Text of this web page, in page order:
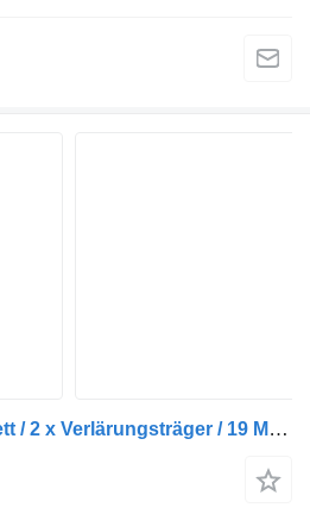
Broshuis 3 achs Tiefbett / 2 x Verlärungsträger / 19 M Broshuis 3 achs T